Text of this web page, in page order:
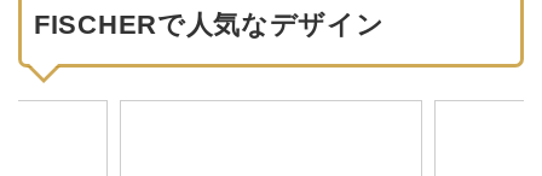
FISCHERで人気なデザイン